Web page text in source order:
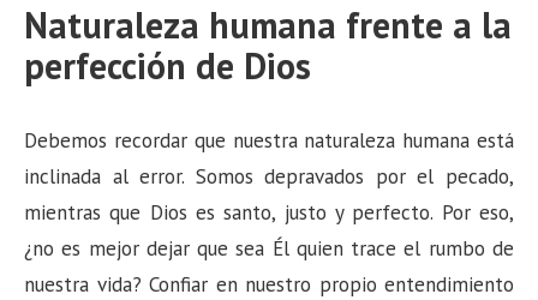
Naturaleza humana frente a la
perfección de Dios
Debemos recordar que nuestra naturaleza humana está
inclinada al error. Somos depravados por el pecado,
mientras que Dios es santo, justo y perfecto. Por eso,
¿no es mejor dejar que sea Él quien trace el rumbo de
nuestra vida? Confiar en nuestro propio entendimiento